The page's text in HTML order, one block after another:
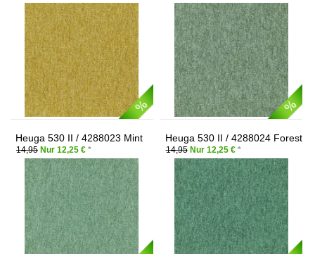
Heuga 530 II / 4288023 Mint
14,95 Nur 12,25 € *
Heuga 530 II / 4288024 Forest
14,95Nur 12,25 € *